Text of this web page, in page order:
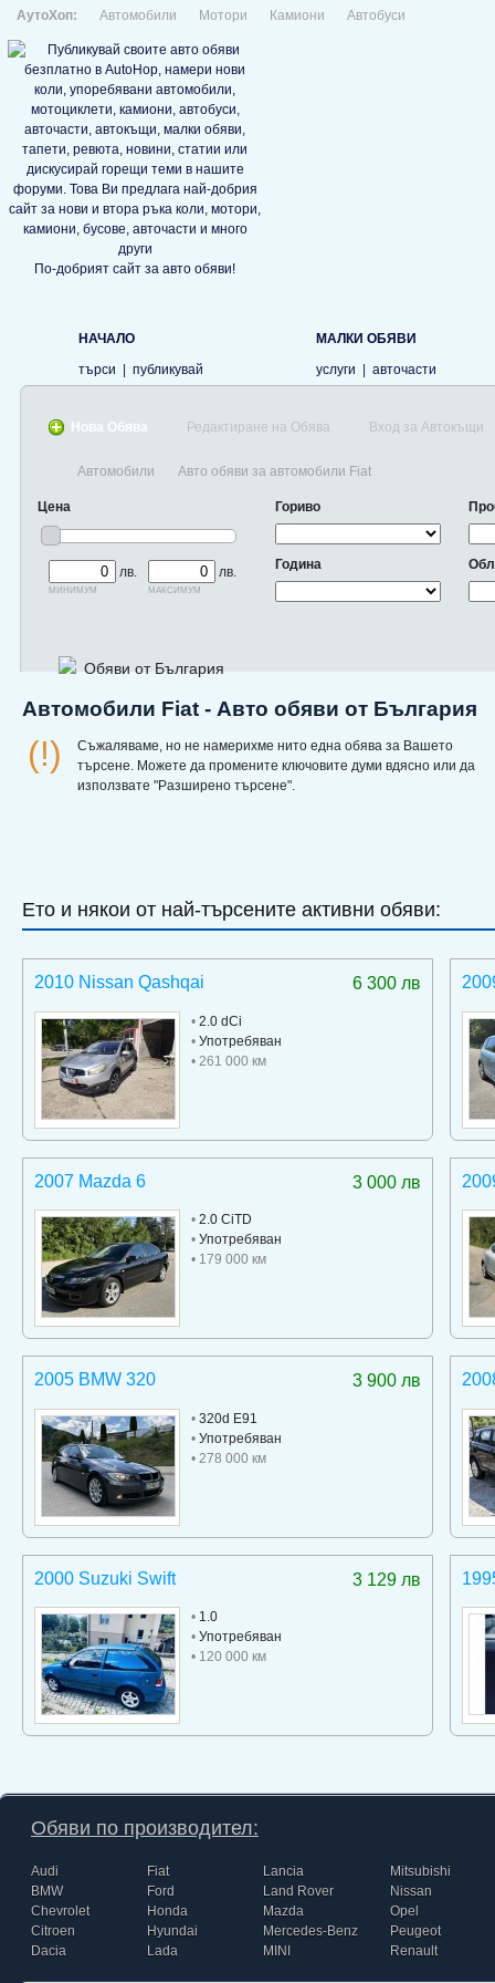
АутоХоп: Автомобили Мотори Камиони Автобуси
По-добрият сайт за авто обяви!
НАЧАЛО
търси
публикувай
МАЛКИ ОБЯВИ
услуги
авточасти
Нова Обява Редактиране на Обява Вход за Автокъщи
Автомобили Авто обяви за автомобили Fiat
Цена
лв.
минимум
лв.
максимум
Гориво
Година
Обяви от България
Автомобили Fiat - Авто обяви от България
(!)
Съжаляваме, но не намерихме нито една обява за Вашето
търсене. Можете да промените ключовите думи вдясно или да
използвате "Разширено търсене".
Ето и някои от най-търсените активни обяви:
6 300 лв
2010 Nissan Qashqai
• 2.0 dCi
• Употребяван
• 261 000 км
3 000 лв
2007 Mazda 6
• 2.0 CiTD
• Употребяван
• 179 000 км
3 900 лв
2005 BMW 320
• 320d E91
• Употребяван
• 278 000 км
3 129 лв
2000 Suzuki Swift
• 1.0
• Употребяван
• 120 000 км
Обяви по производител:
Audi
BMW
Chevrolet
Citroen
Dacia
Fiat
Ford
Honda
Hyundai
Lada
Lancia
Land Rover
Mazda
Mercedes-Benz
MINI
Mitsubishi
Nissan
Opel
Peugeot
Renault